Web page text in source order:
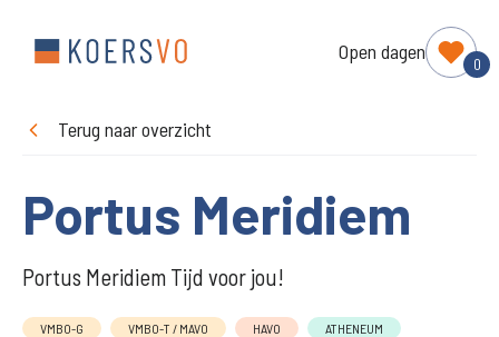
Open dagen
0
Terug naar overzicht
Portus Meridiem
Portus Meridiem Tijd voor jou!
VMBO-G VMBO-T / MAVO HAVO ATHENEUM